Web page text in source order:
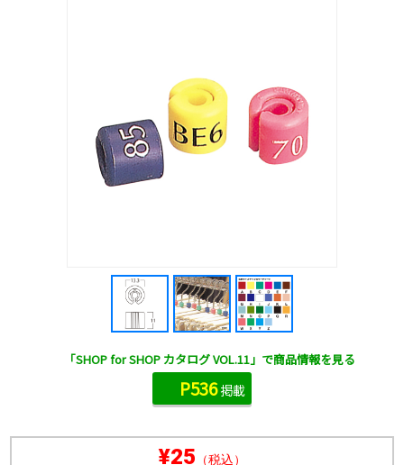
¥25 （税込）
「SHOP for SHOP カタログ VOL.11」で商品情報を見る
P536掲載